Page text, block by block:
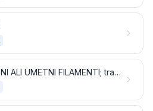
SINTETIČNI ALI UMETNI FILAMENTI; trakovi in podobno iz sintetičnih ali umetnih tekstilnih materialov